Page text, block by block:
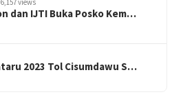
6,157 views
dan IJTI Buka Posko Kem…
2023 Tol Cisumdawu S…